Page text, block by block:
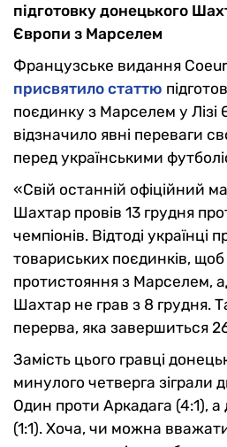
підготовку донецького
Європи з Марселем
Французське видання
присвятило статтю
поєдинку з Марселем у Лізі
відзначило явні переваги
перед українськими
«Свій останній офіційний
Шахтар провів 13 грудня
чемпіонів. Відтоді українці
товариських поєдинків, щоб
протистояння з Марселем,
Шахтар не грав з 8 грудня.
перерва, яка завершиться
Замість цього гравці
минулого четверга зіграли
Один проти Аркадага (4:1), а
(1:1). Хоча, чи можна